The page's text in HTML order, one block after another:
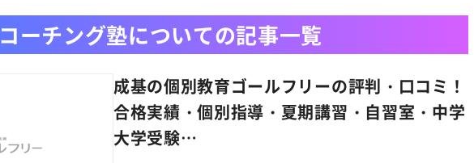
コーチング塾についての記事一覧
成基の個別教育ゴールフリーの評判・口コミ！
合格実績・個別指導・夏期講習・自習室・中学
大学受験…